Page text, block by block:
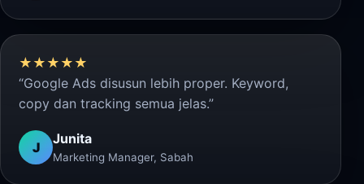
★★★★★
“Google Ads disusun lebih proper. Keyword,
copy dan tracking semua jelas.”
J
Junita
Marketing Manager, Sabah